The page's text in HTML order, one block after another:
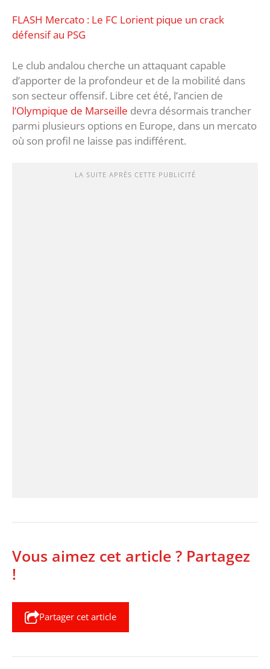
FLASH Mercato : Le FC Lorient pique un crack
défensif au PSG
Le club andalou cherche un attaquant capable
d’apporter de la profondeur et de la mobilité dans
son secteur offensif. Libre cet été, l’ancien de
l’Olympique de Marseille devra désormais trancher
parmi plusieurs options en Europe, dans un mercato
où son profil ne laisse pas indifférent.
LA SUITE APRÈS CETTE PUBLICITÉ
Vous aimez cet article ? Partagez
!
Partager cet article